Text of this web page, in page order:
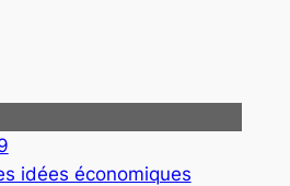
idées économiques